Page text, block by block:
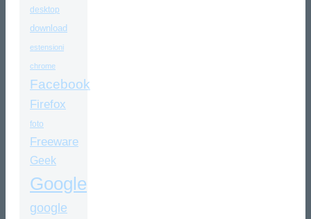
desktop
download
estensioni
chrome
Facebook
Firefox
foto
Freeware
Geek
Google
google